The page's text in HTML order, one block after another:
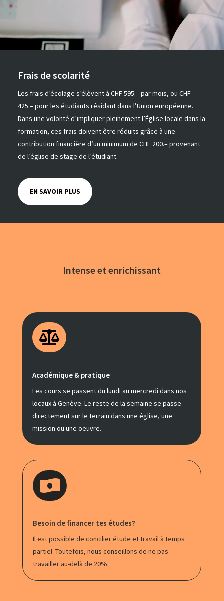
Frais de scolarité
Les frais d’écolage s’élèvent à CHF 595.– par mois, ou CHF
425.– pour les étudiants résidant dans l’Union européenne.
Dans une volonté d’impliquer pleinement l’Église locale dans la
formation, ces frais doivent être réduits grâce à une
contribution financière d’un minimum de CHF 200.– provenant
de l’église de stage de l’étudiant.
EN SAVOIR PLUS
Intense et enrichissant

Académique & pratique
Les cours se passent du lundi au mercredi dans nos
locaux à Genève. Le reste de la semaine se passe
directement sur le terrain dans une église, une
mission ou une oeuvre.

Besoin de financer tes études?
Il est possible de concilier étude et travail à temps
partiel. Toutefois, nous conseillons de ne pas
travailler au-delà de 20%.